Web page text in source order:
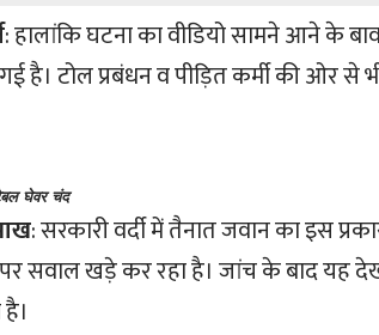
: हालांकि घटना का वीडियो सामने आने के
है। टोल प्रबंधन व पीड़ित कर्मी की ओर
घेवर चंद
: सरकारी वर्दी में तैनात जवान का इस
सवाल खड़े कर रहा है। जांच के बाद यह